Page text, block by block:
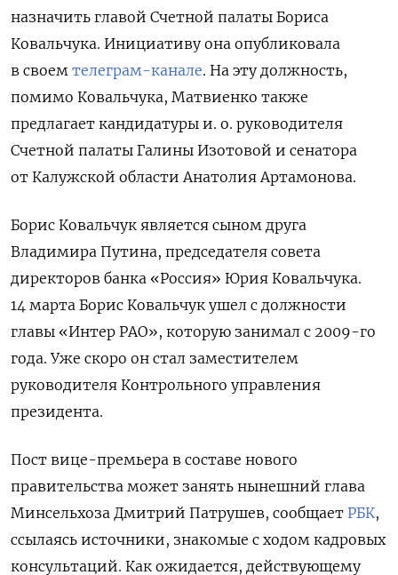
назначить главой Счетной палаты Бориса
Ковальчука. Инициативу она опубликовала
в своем телеграм-канале. На эту должность,
помимо Ковальчука, Матвиенко также
предлагает кандидатуры и. о. руководителя
Счетной палаты Галины Изотовой и сенатора
от Калужской области Анатолия Артамонова.
Борис Ковальчук является сыном друга
Владимира Путина, председателя совета
директоров банка «Россия» Юрия Ковальчука.
14 марта Борис Ковальчук ушел с должности
главы «Интер РАО», которую занимал с 2009-го
года. Уже скоро он стал заместителем
руководителя Контрольного управления
президента.
Пост вице-премьера в составе нового
правительства может занять нынешний глава
Минсельхоза Дмитрий Патрушев, сообщает РБК,
ссылаясь источники, знакомые с ходом кадровых
консультаций. Как ожидается, действующему